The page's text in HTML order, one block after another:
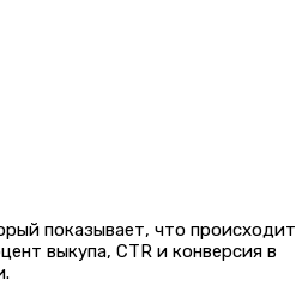
показывает, что происходит
выкупа, CTR и конверсия в